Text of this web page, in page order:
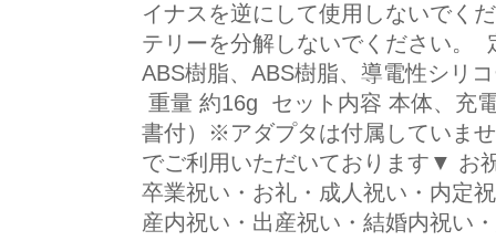
イナスを逆にして使用しないでく
テリーを分解しないでください。
ABS樹脂、ABS樹脂、導電性シリ
重量 約16g セット内容 本体、充
書付）※アダプタは付属していま
でご利用いただいております▼ お
卒業祝い・お礼・成人祝い・内定
産内祝い・出産祝い・結婚内祝い